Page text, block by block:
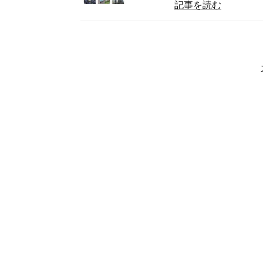
記事を読む